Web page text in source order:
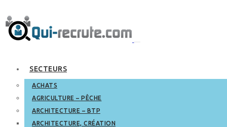
SECTEURS
ACHATS
AGRICULTURE – PÊCHE
ARCHITECTURE – BTP
ARCHITECTURE, CRÉATION